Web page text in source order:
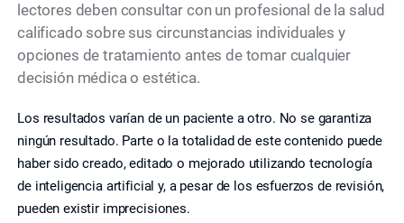
lectores deben consultar con un profesional de la salud
calificado sobre sus circunstancias individuales y
opciones de tratamiento antes de tomar cualquier
decisión médica o estética.
Los resultados varían de un paciente a otro. No se garantiza
ningún resultado. Parte o la totalidad de este contenido puede
haber sido creado, editado o mejorado utilizando tecnología
de inteligencia artificial y, a pesar de los esfuerzos de revisión,
pueden existir imprecisiones.